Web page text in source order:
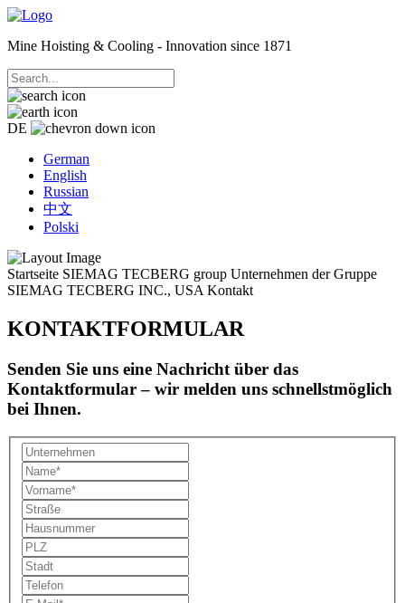
Mine Hoisting & Cooling - Innovation since 1871
DE
German
English
Russian
中文
Polski
Startseite SIEMAG TECBERG group Unternehmen der Gruppe
SIEMAG TECBERG INC., USA Kontakt
KONTAKTFORMULAR
Senden Sie uns eine Nachricht über das
Kontaktformular – wir melden uns schnellstmöglich
bei Ihnen.